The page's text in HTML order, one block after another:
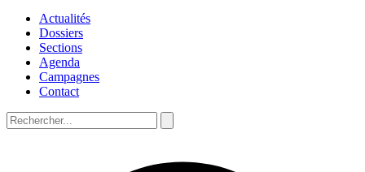
Actualités
Dossiers
Sections
Agenda
Campagnes
Contact